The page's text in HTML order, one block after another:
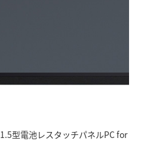
型電池レスタッチパネルPC for